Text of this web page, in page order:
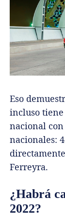
Eso
incluso
nacional
nacionales:
Ferreyra.
¿Habrá
2022?